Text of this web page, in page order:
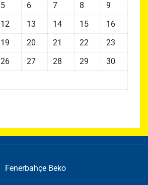
5 6 7 8
9
12 13 14 15
16
19 20 21 22
23
26 27 28 29
30
Fenerbahçe Beko